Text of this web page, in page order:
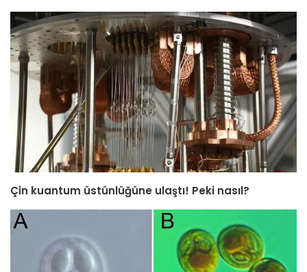
Çin kuantum üstünlüğüne ulaştı! Peki nasıl?